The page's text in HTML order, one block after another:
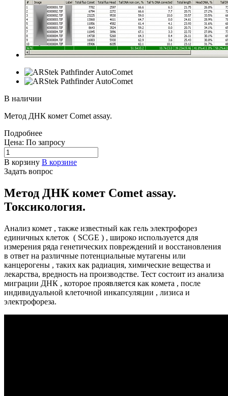
В наличии
Метод ДНК комет Comet assay.
Подробнее
Цена: По запросу
В корзину В корзине
Задать вопрос
Метод ДНК комет Comet assay.
Токсикология.
Анализ комет , также известный как гель электрофорез
единичных клеток ( SCGE ) , широко используется для
измерения ряда генетических повреждений и восстановления
в ответ на различные потенциальные мутагены или
канцерогены , таких как радиация, химические вещества и
лекарства, вредность на производстве. Тест состоит из анализа
миграции ДНК , которое проявляется как комета , после
индивидуальной клеточной инкапсуляции , лизиса и
электрофореза.